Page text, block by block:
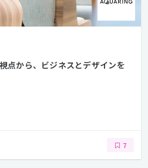
点から、ビジネスとデザインを
7